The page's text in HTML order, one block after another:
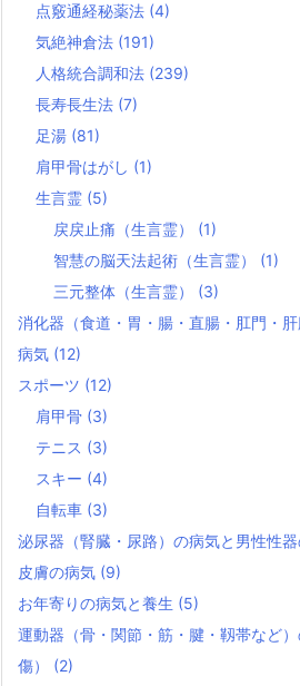
点竅通経秘薬法 (4)
気絶神倉法 (191)
人格統合調和法 (239)
長寿長生法 (7)
足湯 (81)
肩甲骨はがし (1)
生言霊 (5)
戻戻止痛（生言霊） (1)
智慧の脳天法起術（生言霊） (1)
三元整体（生言霊） (3)
消化器（食道・胃・腸・直腸・肛門・
病気 (12)
スポーツ (12)
肩甲骨 (3)
テニス (3)
スキー (4)
自転車 (3)
泌尿器（腎臓・尿路）の病気と男性性
皮膚の病気 (9)
お年寄りの病気と養生 (5)
運動器（骨・関節・筋・腱・靱帯など
傷） (2)